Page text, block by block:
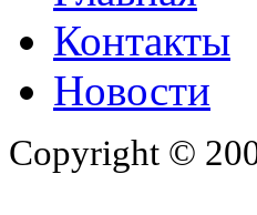
Контакты
Новости
Copyright ©